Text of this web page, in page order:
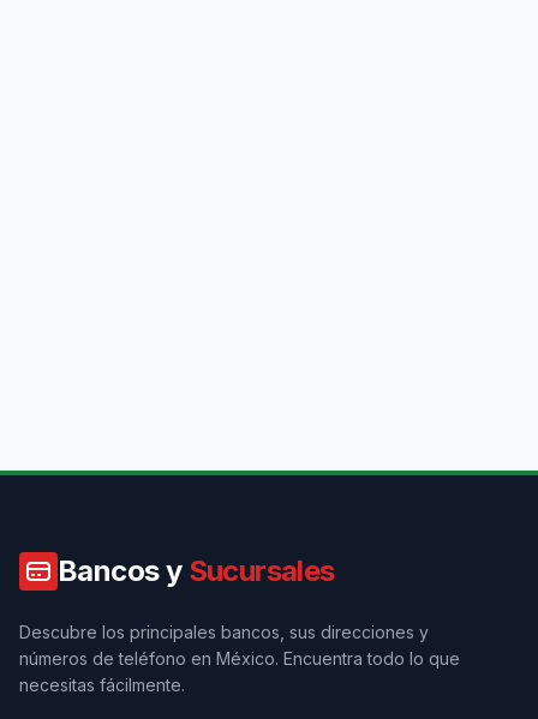
Bancos y Sucursales
Descubre los principales bancos, sus direcciones y
números de teléfono en México. Encuentra todo lo que
necesitas fácilmente.